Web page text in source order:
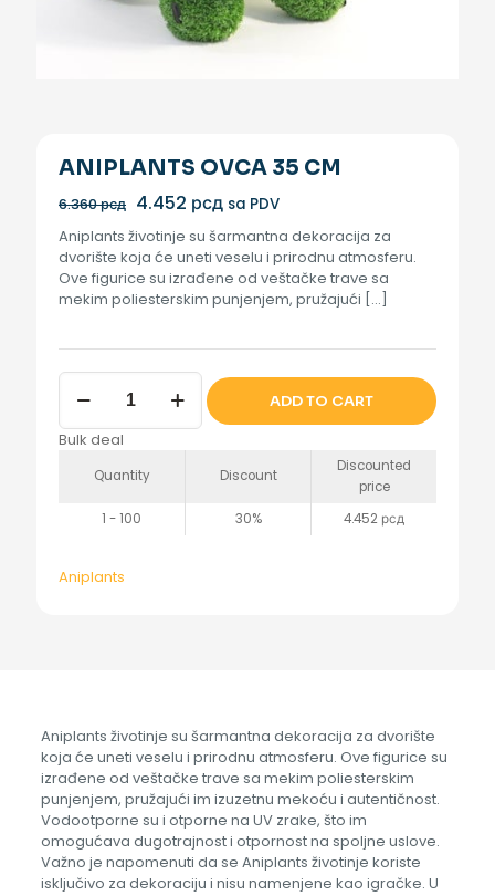
ANIPLANTS OVCA 35 CM
6.360рсд Originalna
je
bila:
6.360 рсд.
4.452 рсдTrenutna
je:
4.452 рсд.
sa PDV
Aniplants životinje su šarmantna dekoracija za
dvorište koja će uneti veselu i prirodnu atmosferu.
Ove figurice su izrađene od veštačke trave sa
mekim poliesterskim punjenjem, pružajući […]
Aniplants
Ovca
35
cm
količina
ADD TO CART
Bulk deal
Quantity Discount
Discounted
price
1 - 100
30% 4.452 рсд
Aniplants
Aniplants životinje su šarmantna dekoracija za dvorište
koja će uneti veselu i prirodnu atmosferu. Ove figurice su
izrađene od veštačke trave sa mekim poliesterskim
punjenjem, pružajući im izuzetnu mekoću i autentičnost.
Vodootporne su i otporne na UV zrake, što im
omogućava dugotrajnost i otpornost na spoljne uslove.
Važno je napomenuti da se Aniplants životinje koriste
isključivo za dekoraciju i nisu namenjene kao igračke. U